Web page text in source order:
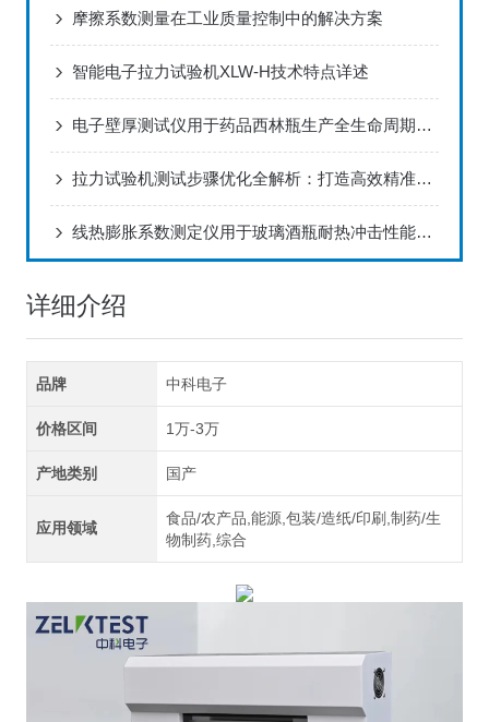
摩擦系数测量在工业质量控制中的解决方案
智能电子拉力试验机XLW-H技术特点详述
电子壁厚测试仪用于药品西林瓶生产全生命周期厚度监控解决方案
拉力试验机测试步骤优化全解析：打造高效精准的测试流程
线热膨胀系数测定仪用于玻璃酒瓶耐热冲击性能评估方案
详细介绍
品牌 中科电子
价格区间 1万-3万
产地类别 国产
应用领域
食品/农产品,能源,包装/造纸/印刷,制药/生
物制药,综合